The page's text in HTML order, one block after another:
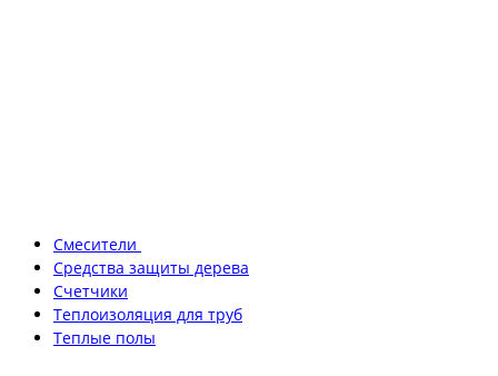
Смесители
Средства защиты дерева
Счетчики
Теплоизоляция для труб
Теплые полы